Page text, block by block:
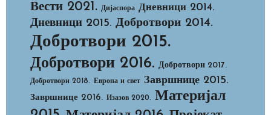
Вести 2021. Дијаспора Дневници 2014.
Дневници 2015. Добротвори 2014.
Добротвори 2015.
Добротвори 2016. Добротвори 2017.
Добротвори 2018. Европа и свет Завршнице 2015.
Завршнице 2016. Изазов 2020. Материјал